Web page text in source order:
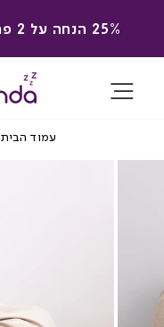
25% הנחה על 2 פריטים ומעלה 🔥 SUMMER25
עמוד הבית